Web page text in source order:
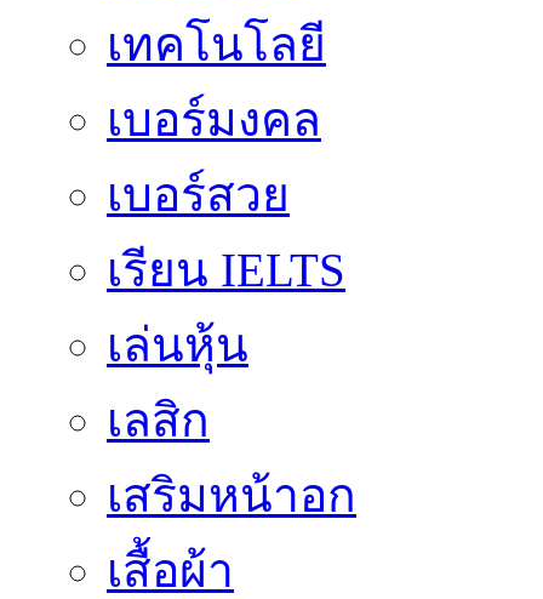
เทคโนโลยี
เบอร์มงคล
เบอร์สวย
เรียน IELTS
เล่นหุ้น
เลสิก
เสริมหน้าอก
เสื้อผ้า